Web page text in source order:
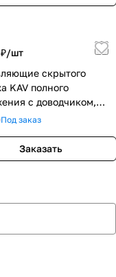
шт
скрытого
KAV полного
с доводчиком,
(993BLHR-3D-16-
Под заказ
Заказать